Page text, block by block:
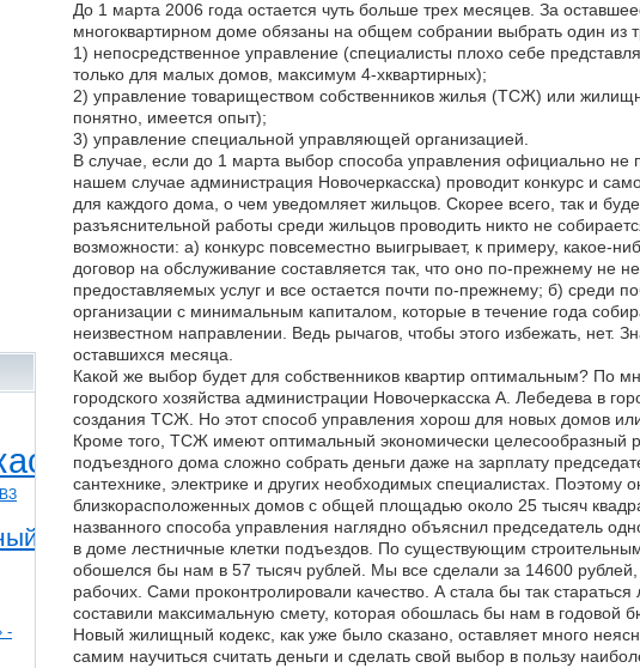
-
До 1 марта 2006 года остается чуть больше трех месяцев. За
многоквартирном доме обязаны на общем собрании выбрать один из
1) непосредственное управление (специалисты плохо себе
только для малых домов, максимум 4-хквартирных);
2) управление товариществом собственников жилья (ТСЖ) или
понятно, имеется опыт);
3) управление специальной управляющей организацией.
В случае, если до 1 марта выбор способа управления официально не
нашем случае администрация Новочеркасска) проводит конкурс и
для каждого дома, о чем уведомляет жильцов. Скорее всего, так и
разъяснительной работы среди жильцов проводить никто не
возможности: а) конкурс повсеместно выигрывает, к примеру, какое-
договор на обслуживание составляется так, что оно по-прежнему не
предоставляемых услуг и все остается почти по-прежнему; б) среди
организации с минимальным капиталом, которые в течение года
неизвестном направлении. Ведь рычагов, чтобы этого избежать, нет.
оставшихся месяца.
Какой же выбор будет для собственников квартир оптимальным? По
городского хозяйства администрации Новочеркасска А. Лебедева в
создания ТСЖ. Но этот способ управления хорош для новых домов
Кроме того, ТСЖ имеют оптимальный экономически целесообразный
подъездного дома сложно собрать деньги даже на зарплату
сантехнике, электрике и других необходимых специалистах.
близкорасположенных домов с общей площадью около 25 тысяч
названного способа управления наглядно объяснил председатель
в доме лестничные клетки подъездов. По существующим
обошелся бы нам в 57 тысяч рублей. Мы все сделали за 14600
рабочих. Сами проконтролировали качество. А стала бы так
составили максимальную смету, которая обошлась бы нам в годовой
Новый жилищный кодекс, как уже было сказано, оставляет много
самим научиться считать деньги и сделать свой выбор в пользу